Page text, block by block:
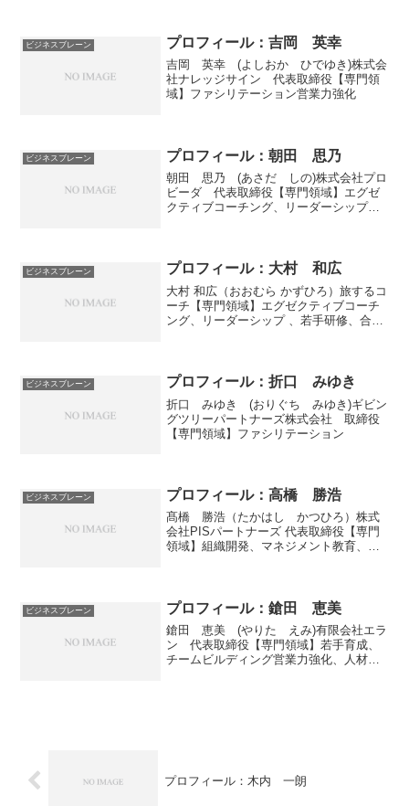
ビジネスブレーン プロフィール：吉岡 英幸
吉岡 英幸 (よしおか ひでゆき)株式会
社ナレッジサイン 代表取締役【専門領
域】ファシリテーション営業力強化
ビジネスブレーン プロフィール：朝田 思乃
朝田 思乃 (あさだ しの)株式会社プロ
ビーダ 代表取締役【専門領域】エグゼ
クティブコーチング、リーダーシップチ
ビジネスブレーン プロフィール：大村 和広
大村 和広（おおむら かずひろ）旅するコ
ーチ【専門領域】エグゼクティブコーチ
ング、リーダーシップ 、若手研修、合宿
ビジネスブレーン プロフィール：折口 みゆき
折口 みゆき (おりぐち みゆき)ギビン
グツリーパートナーズ株式会社 取締役
【専門領域】ファシリテーション
ビジネスブレーン プロフィール：高橋 勝浩
髙橋 勝浩（たかはし かつひろ）株式
会社PISパートナーズ 代表取締役【専門
領域】組織開発、マネジメント教育、セ
ビジネスブレーン プロフィール：鎗田 恵美
鎗田 恵美 (やりた えみ)有限会社エラ
ン 代表取締役【専門領域】若手育成、
チームビルディング営業力強化、人材育
プロフィール：木内 一朗